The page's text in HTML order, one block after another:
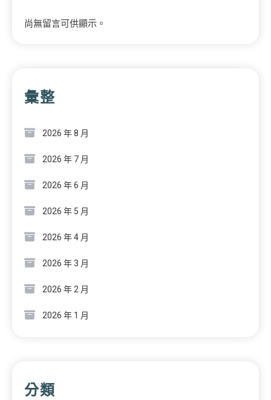
尚無留言可供顯示。
彙整
2026 年 8 月
2026 年 7 月
2026 年 6 月
2026 年 5 月
2026 年 4 月
2026 年 3 月
2026 年 2 月
2026 年 1 月
分類